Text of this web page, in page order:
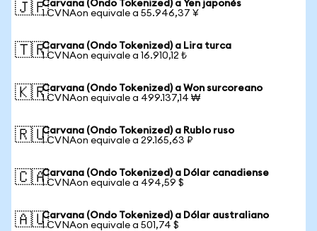
🇯🇵Carvana (Ondo Tokenized) a Yen japonés
1 CVNAon equivale a 55.946,37 ¥
🇹🇷Carvana (Ondo Tokenized) a Lira turca
1 CVNAon equivale a 16.910,12 ₺
🇰🇷Carvana (Ondo Tokenized) a Won surcoreano
1 CVNAon equivale a 499.137,14 ₩
🇷🇺Carvana (Ondo Tokenized) a Rublo ruso
1 CVNAon equivale a 29.165,63 ₽
🇨🇦Carvana (Ondo Tokenized) a Dólar canadiense
1 CVNAon equivale a 494,59 $
🇦🇺Carvana (Ondo Tokenized) a Dólar australiano
1 CVNAon equivale a 501,74 $